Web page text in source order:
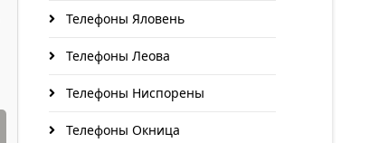
Телефоны Яловень
Телефоны Леова
Телефоны Ниспорены
Телефоны Окница